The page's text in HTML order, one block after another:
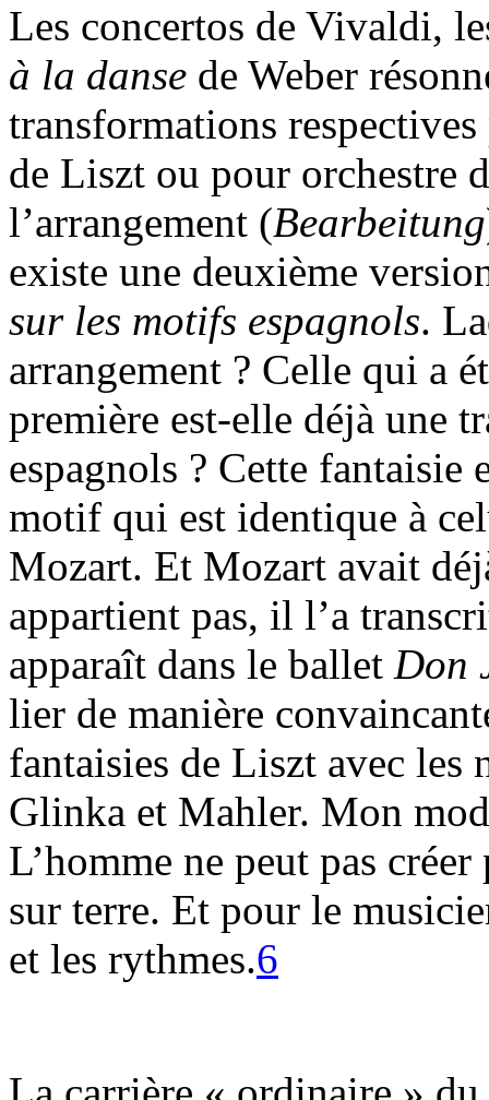
Les concertos de Vivaldi,
à la danse de Weber
transformations
de Liszt ou pour orchestre
l’arrangement (Bearbeitung
existe une deuxième
sur les motifs espagnols.
arrangement ? Celle qui a
première est-elle déjà une
espagnols ? Cette fantaisie
motif qui est identique à
Mozart. Et Mozart avait
appartient pas, il l’a
apparaît dans le ballet Don
lier de manière
fantaisies de Liszt avec
Glinka et Mahler. Mon
L’homme ne peut pas
sur terre. Et pour le
et les rythmes.6